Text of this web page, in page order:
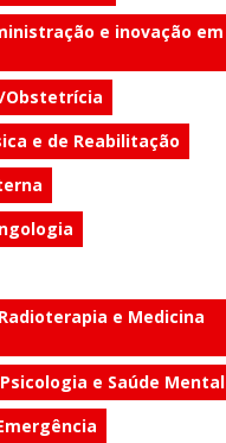
e inovação em
Obstetrícia
e de Reabilitação
e Medicina
e Saúde Mental